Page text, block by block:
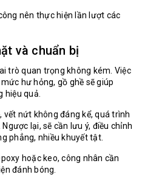
nên thực hiện lần lượt các
và chuẩn bị
trò quan trọng không kém. Việc
hư hỏng, gồ ghề sẽ giúp
hiệu quả.
vết nứt không đáng kể, quá trình
lại, sẽ cần lưu ý, điều chỉnh
phẳng, nhiều khuyết tật.
hoặc keo, công nhân cần
đánh bóng.